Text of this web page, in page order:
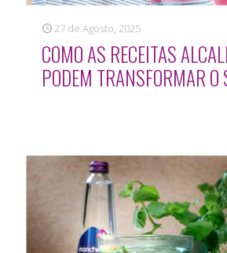
27 de Agosto, 2025
COMO AS RECEITAS
PODEM TRANSFORMAR O